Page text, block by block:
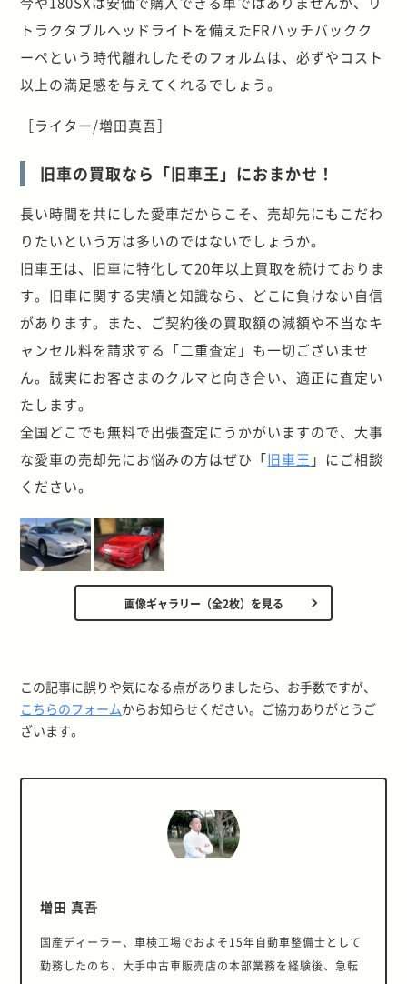
トラクタブルヘッドライトを備えたFRハッチバックク
ーペという時代離れしたそのフォルムは、必ずやコスト
以上の満足感を与えてくれるでしょう。
［ライター/増田真吾］
旧車の買取なら「旧車王」におまかせ！
長い時間を共にした愛車だからこそ、売却先にもこだわ
りたいという方は多いのではないでしょうか。
旧車王は、旧車に特化して20年以上買取を続けておりま
す。旧車に関する実績と知識なら、どこに負けない自信
があります。また、ご契約後の買取額の減額や不当なキ
ャンセル料を請求する「二重査定」も一切ございませ
ん。誠実にお客さまのクルマと向き合い、適正に査定い
たします。
全国どこでも無料で出張査定にうかがいますので、大事
な愛車の売却先にお悩みの方はぜひ「旧車王 」にご相談
ください。
画像ギャラリー（全2枚）を見る
この記事に誤りや気になる点がありましたら、お手数ですが、
こちらのフォームからお知らせください。ご協力ありがとうご
ざいます。
増田 真吾
国産ディーラー、車検工場でおよそ15年自動車整備士として
勤務したのち、大手中古車販売店の本部業務を経験後、急転